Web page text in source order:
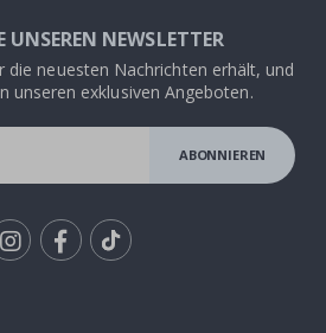
UNSEREN NEWSLETTER
die neuesten Nachrichten erhält, und
unseren exklusiven Angeboten.
ABONNIEREN